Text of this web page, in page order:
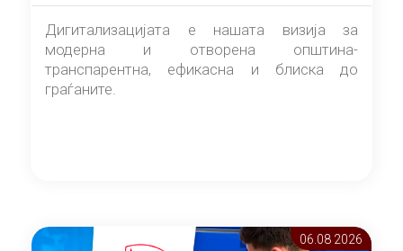
Дигитализацијата е нашата визија за
модерна и отворена општина-
транспарентна, ефикасна и блиска до
граѓаните.
06.08 2026